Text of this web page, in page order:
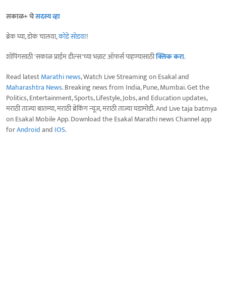
सकाळ+ चेसदस्य व्हा
ब्रेक घ्या, डोकं चालवा,कोडे सोडवा!
शॉपिंगसाठी 'सकाळ प्राईम डील्स'च्या भन्नाट ऑफर्स पाहण्यासाठीक्लिक करा.
Read latestMarathi news, Watch Live Streaming on Esakal and
Maharashtra News. Breaking news from India, Pune, Mumbai. Get the
Politics, Entertainment, Sports, Lifestyle, Jobs, and Education updates,
मराठी ताज्या बातम्या, मराठी ब्रेकिंग न्यूज, मराठी ताज्या घडामोडी. And Live taja batmya
on Esakal Mobile App. Download the Esakal Marathi news Channel app
forAndroidand IOS.